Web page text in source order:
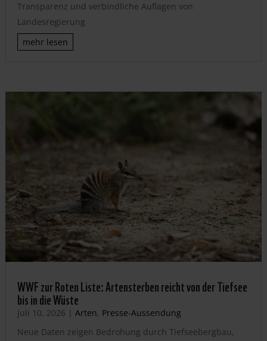
Transparenz und verbindliche Auflagen von
Landesregierung
mehr lesen
WWF zur Roten Liste: Artensterben reicht von der Tiefsee
bis in die Wüste
Juli 10, 2026 | Arten, Presse-Aussendung
Neue Daten zeigen Bedrohung durch Tiefseebergbau,